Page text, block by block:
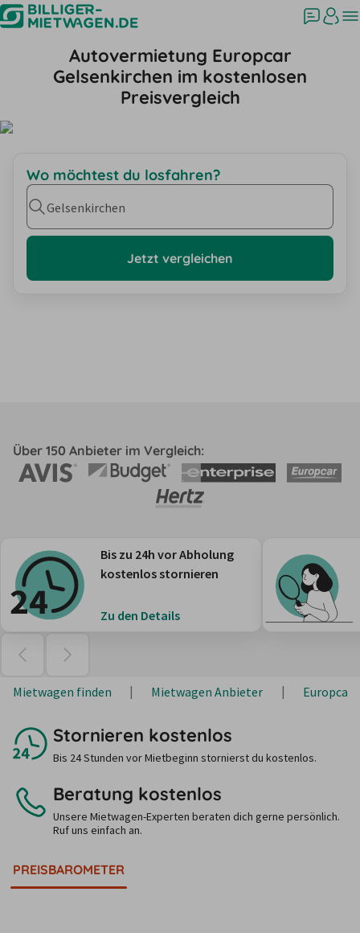
Autovermietung Europcar
Gelsenkirchen im kostenlosen
Preisvergleich
Wo möchtest du losfahren?
Gelsenkirchen
Jetzt vergleichen
Über 150 Anbieter im Vergleich:
Bis zu 24h vor Abholung
kostenlos stornieren
Zu den Details
Mietwagen finden Mietwagen Anbieter Europcar
Stornieren kostenlos
Bis 24 Stunden vor Mietbeginn stornierst du kostenlos.
Beratung kostenlos
Unsere Mietwagen-Experten beraten dich gerne persönlich.
Ruf uns einfach an.
PREISBAROMETER